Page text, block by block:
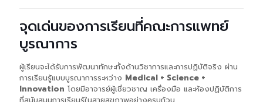
จุดเด่นของการเรียนที่คณะการแพทย์
บูรณาการ
ผู้เรียนจะได้รับการพัฒนาทักษะทั้งด้านวิชาการและการปฏิบัติจริง ผ่าน
การเรียนรู้แบบบูรณาการระหว่าง Medical + Science +
Innovation โดยมีอาจารย์ผู้เชี่ยวชาญ เครื่องมือ และห้องปฏิบัติการ
ที่สนับสนุนการเรียนรู้ในสายสุขภาพอย่างครบถ้วน